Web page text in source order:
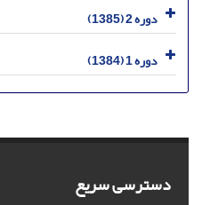
دوره 2 (1385)
دوره 1 (1384)
دسترسی سریع